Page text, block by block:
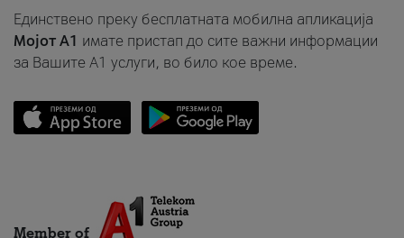
Единствено преку бесплатната мобилна апликација
Мојот A1 имате пристап до сите важни информации
за Вашите A1 услуги, во било кое време.
Member of